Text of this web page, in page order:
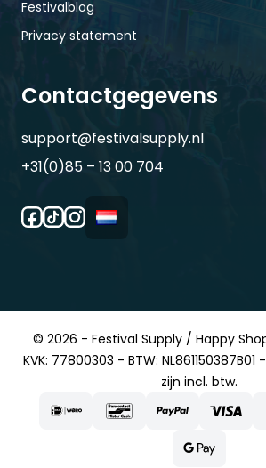
Festivalblog
Privacy statement
Contactgegevens
support@festivalsupply.nl
+31(0)85 – 13 00 704
© 2026 - Festival Supply / Happy
KVK: 77800303 - BTW:
zijn incl. btw.